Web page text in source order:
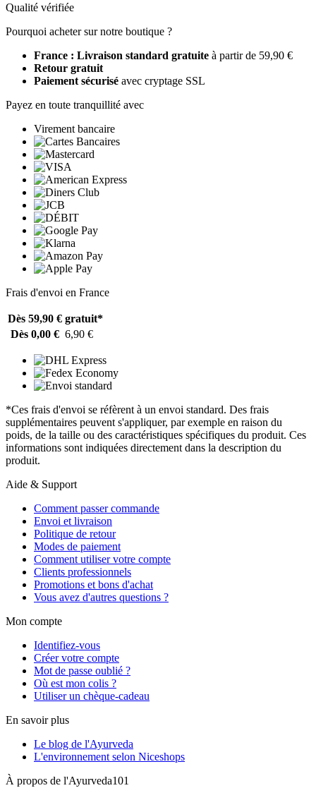
Qualité vérifiée
Pourquoi acheter sur notre boutique ?
France : Livraison standard gratuite à partir de 59,90 €
Retour gratuit
Paiement sécurisé avec cryptage SSL
Payez en toute tranquillité avec
Virement bancaire
Frais d'envoi en France
Dès 59,90 € gratuit*
Dès 0,00 € 6,90 €
*Ces frais d'envoi se réfèrent à un envoi standard. Des frais
supplémentaires peuvent s'appliquer, par exemple en raison du
poids, de la taille ou des caractéristiques spécifiques du produit. Ces
informations sont indiquées directement dans la description du
produit.
Aide & Support
Comment passer commande
Envoi et livraison
Politique de retour
Modes de paiement
Comment utiliser votre compte
Clients professionnels
Promotions et bons d'achat
Vous avez d'autres questions ?
Mon compte
Identifiez-vous
Créer votre compte
Mot de passe oublié ?
Où est mon colis ?
Utiliser un chèque-cadeau
En savoir plus
Le blog de l'Ayurveda
L'environnement selon Niceshops
À propos de l'Ayurveda101